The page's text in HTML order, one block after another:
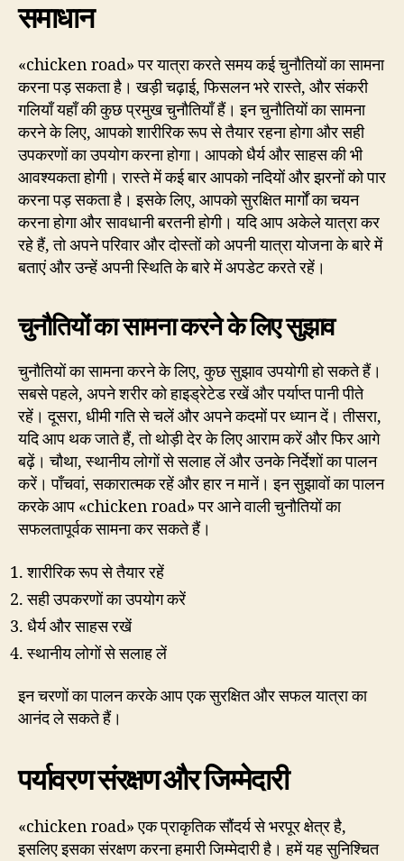
समाधान
«chicken road» पर यात्रा करते समय कई चुनौतियों का सामना
करना पड़ सकता है। खड़ी चढ़ाई, फिसलन भरे रास्ते, और संकरी
गलियाँ यहाँ की कुछ प्रमुख चुनौतियाँ हैं। इन चुनौतियों का सामना
करने के लिए, आपको शारीरिक रूप से तैयार रहना होगा और सही
उपकरणों का उपयोग करना होगा। आपको धैर्य और साहस की भी
आवश्यकता होगी। रास्ते में कई बार आपको नदियों और झरनों को पार
करना पड़ सकता है। इसके लिए, आपको सुरक्षित मार्गों का चयन
करना होगा और सावधानी बरतनी होगी। यदि आप अकेले यात्रा कर
रहे हैं, तो अपने परिवार और दोस्तों को अपनी यात्रा योजना के बारे में
बताएं और उन्हें अपनी स्थिति के बारे में अपडेट करते रहें।
चुनौतियों का सामना करने के लिए सुझाव
चुनौतियों का सामना करने के लिए, कुछ सुझाव उपयोगी हो सकते हैं।
सबसे पहले, अपने शरीर को हाइड्रेटेड रखें और पर्याप्त पानी पीते
रहें। दूसरा, धीमी गति से चलें और अपने कदमों पर ध्यान दें। तीसरा,
यदि आप थक जाते हैं, तो थोड़ी देर के लिए आराम करें और फिर आगे
बढ़ें। चौथा, स्थानीय लोगों से सलाह लें और उनके निर्देशों का पालन
करें। पाँचवां, सकारात्मक रहें और हार न मानें। इन सुझावों का पालन
करके आप «chicken road» पर आने वाली चुनौतियों का
सफलतापूर्वक सामना कर सकते हैं।
शारीरिक रूप से तैयार रहें
सही उपकरणों का उपयोग करें
धैर्य और साहस रखें
स्थानीय लोगों से सलाह लें
इन चरणों का पालन करके आप एक सुरक्षित और सफल यात्रा का
आनंद ले सकते हैं।
पर्यावरण संरक्षण और जिम्मेदारी
«chicken road» एक प्राकृतिक सौंदर्य से भरपूर क्षेत्र है,
इसलिए इसका संरक्षण करना हमारी जिम्मेदारी है। हमें यह सुनिश्चित